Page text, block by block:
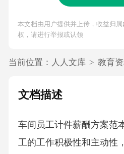
本文档由用户提供并上传，收益归
权，请进行举报或认领
当前位置： 人人文库 > 教育
文档描述
车间员工计件薪酬方案范
工的工作积极性和主动性